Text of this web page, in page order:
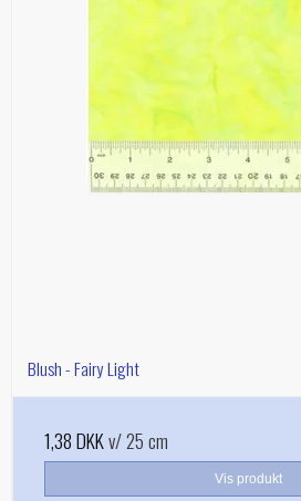
Blush - Fairy Light
1,38 DKKv/ 25 cm
Vis produkt